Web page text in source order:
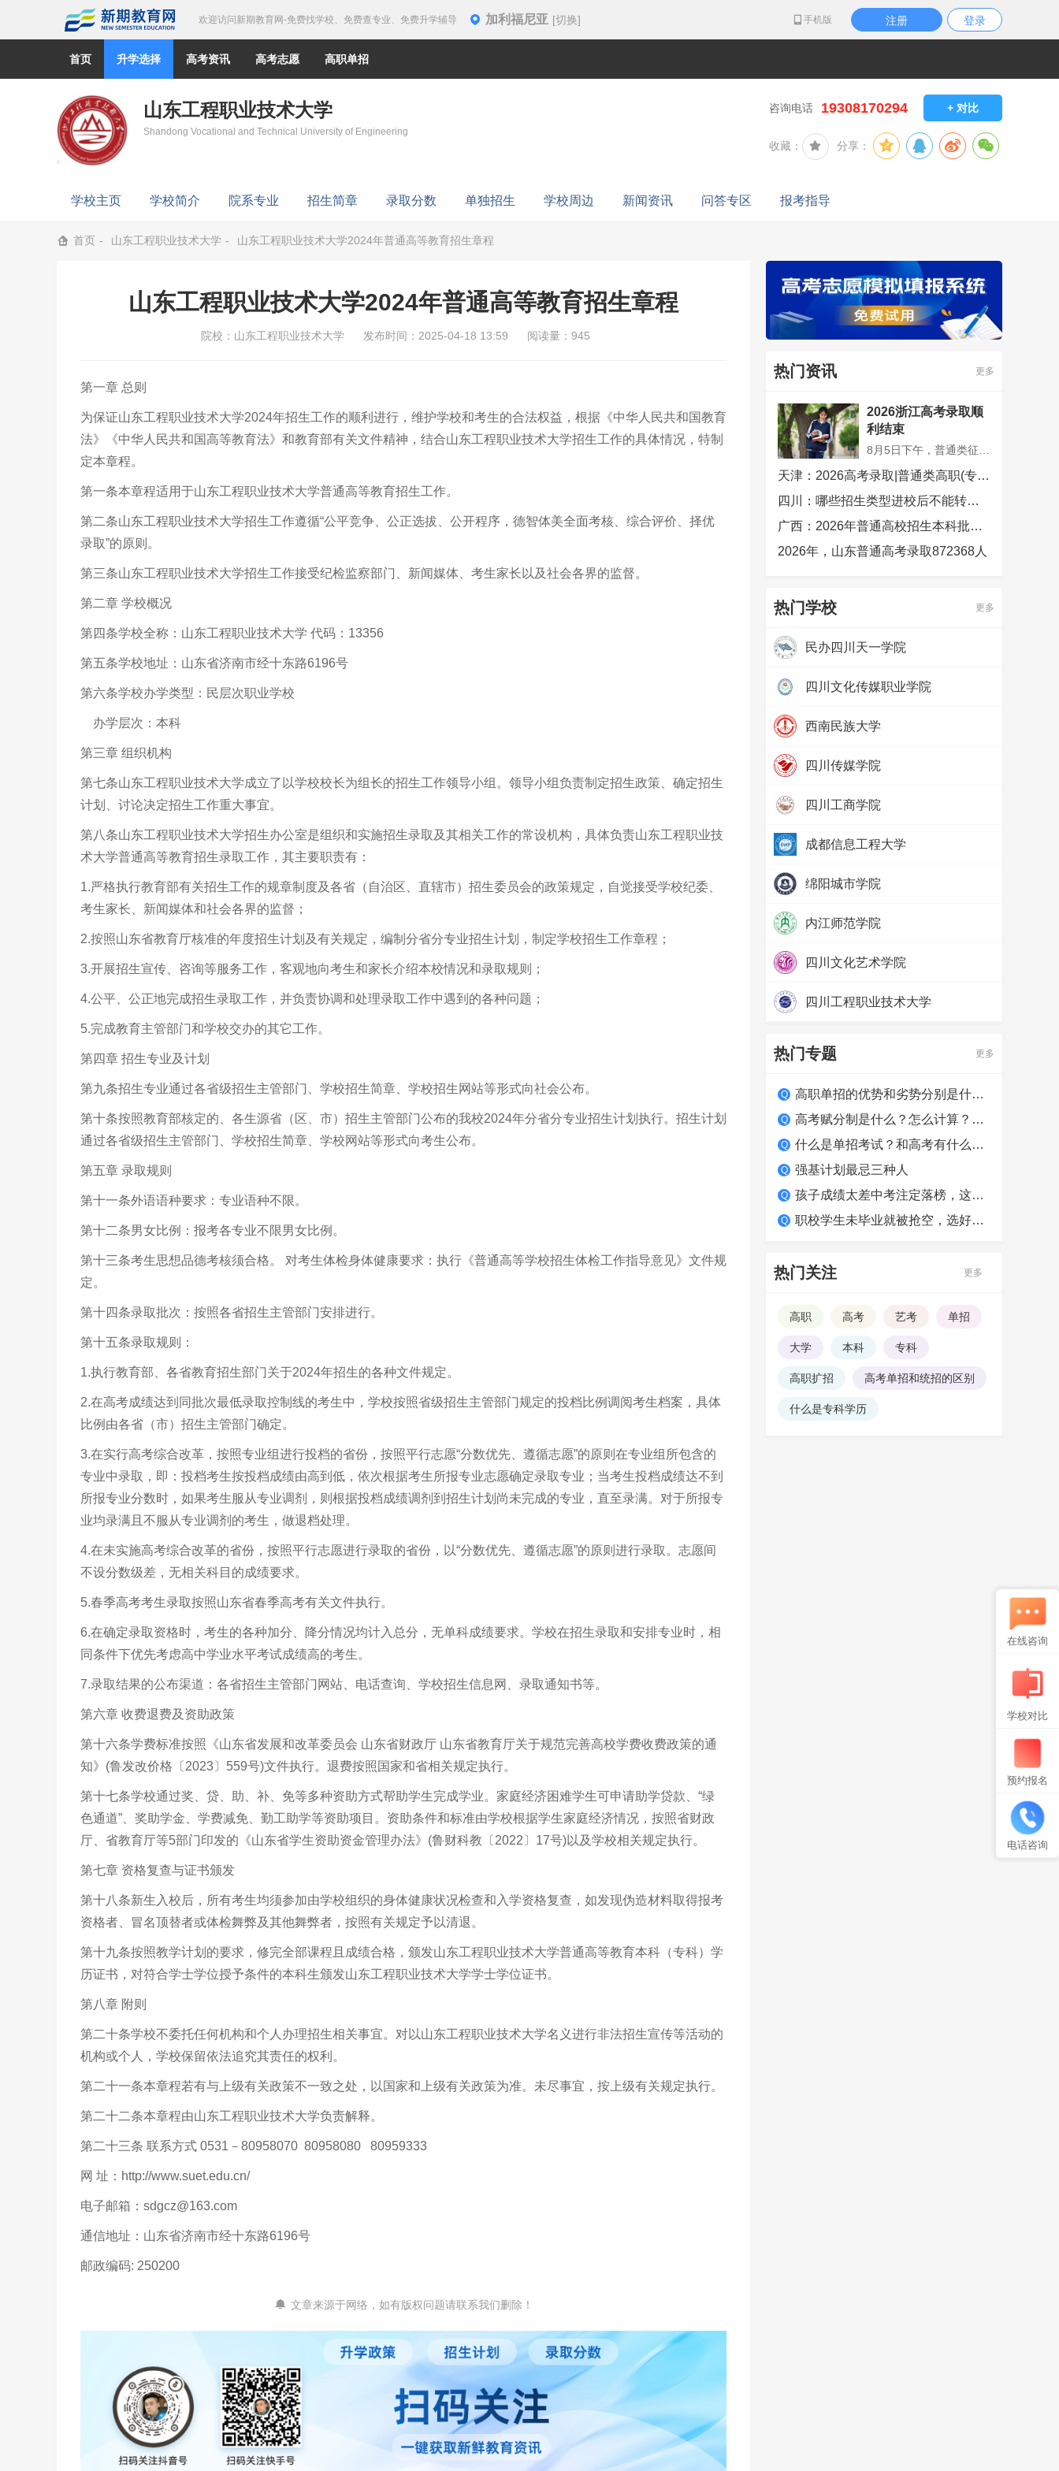
欢迎访问新期教育网-免费找学校、免费查专业、免费升学辅导 加利福尼亚 [切换] 手机版 注册 登录
首页 升学选择 高考资讯 高考志愿 高职单招
山东工程职业技术大学
Shandong Vocational and Technical University of Engineering
+ 对比
咨询电话 19308170294
收藏： 分享：
学校主页 学校简介 院系专业 招生简章 录取分数 单独招生 学校周边 新闻资讯 问答专区 报考指导
首页 山东工程职业技术大学 山东工程职业技术大学2024年普通高等教育招生章程
山东工程职业技术大学2024年普通高等教育招生章程
院校： 山东工程职业技术大学 发布时间：2025-04-18 13:59 阅读量：945
第一章 总则
为保证山东工程职业技术大学2024年招生工作的顺利进行，维护学校和考生的合法权益，根据《中华人民共和国教育
法》《中华人民共和国高等教育法》和教育部有关文件精神，结合山东工程职业技术大学招生工作的具体情况，特制
定本章程。
第一条本章程适用于山东工程职业技术大学普通高等教育招生工作。
第二条山东工程职业技术大学招生工作遵循“公平竞争、公正选拔、公开程序，德智体美全面考核、综合评价、择优
录取”的原则。
第三条山东工程职业技术大学招生工作接受纪检监察部门、新闻媒体、考生家长以及社会各界的监督。
第二章 学校概况
第四条学校全称：山东工程职业技术大学 代码：13356
第五条学校地址：山东省济南市经十东路6196号
第六条学校办学类型：民层次职业学校
办学层次：本科
第三章 组织机构
第七条山东工程职业技术大学成立了以学校校长为组长的招生工作领导小组。领导小组负责制定招生政策、确定招生
计划、讨论决定招生工作重大事宜。
第八条山东工程职业技术大学招生办公室是组织和实施招生录取及其相关工作的常设机构，具体负责山东工程职业技
术大学普通高等教育招生录取工作，其主要职责有：
1.严格执行教育部有关招生工作的规章制度及各省（自治区、直辖市）招生委员会的政策规定，自觉接受学校纪委、
考生家长、新闻媒体和社会各界的监督；
2.按照山东省教育厅核准的年度招生计划及有关规定，编制分省分专业招生计划，制定学校招生工作章程；
3.开展招生宣传、咨询等服务工作，客观地向考生和家长介绍本校情况和录取规则；
4.公平、公正地完成招生录取工作，并负责协调和处理录取工作中遇到的各种问题；
5.完成教育主管部门和学校交办的其它工作。
第四章 招生专业及计划
第九条招生专业通过各省级招生主管部门、学校招生简章、学校招生网站等形式向社会公布。
第十条按照教育部核定的、各生源省（区、市）招生主管部门公布的我校2024年分省分专业招生计划执行。招生计划
通过各省级招生主管部门、学校招生简章、学校网站等形式向考生公布。
第五章 录取规则
第十一条外语语种要求：专业语种不限。
第十二条男女比例：报考各专业不限男女比例。
第十三条考生思想品德考核须合格。 对考生体检身体健康要求：执行《普通高等学校招生体检工作指导意见》文件规
定。
第十四条录取批次：按照各省招生主管部门安排进行。
第十五条录取规则：
1.执行教育部、各省教育招生部门关于2024年招生的各种文件规定。
2.在高考成绩达到同批次最低录取控制线的考生中，学校按照省级招生主管部门规定的投档比例调阅考生档案，具体
比例由各省（市）招生主管部门确定。
3.在实行高考综合改革，按照专业组进行投档的省份，按照平行志愿“分数优先、遵循志愿”的原则在专业组所包含的
专业中录取，即：投档考生按投档成绩由高到低，依次根据考生所报专业志愿确定录取专业；当考生投档成绩达不到
所报专业分数时，如果考生服从专业调剂，则根据投档成绩调剂到招生计划尚未完成的专业，直至录满。对于所报专
业均录满且不服从专业调剂的考生，做退档处理。
4.在未实施高考综合改革的省份，按照平行志愿进行录取的省份，以“分数优先、遵循志愿”的原则进行录取。志愿间
不设分数级差，无相关科目的成绩要求。
5.春季高考考生录取按照山东省春季高考有关文件执行。
6.在确定录取资格时，考生的各种加分、降分情况均计入总分，无单科成绩要求。学校在招生录取和安排专业时，相
同条件下优先考虑高中学业水平考试成绩高的考生。
7.录取结果的公布渠道：各省招生主管部门网站、电话查询、学校招生信息网、录取通知书等。
第六章 收费退费及资助政策
第十六条学费标准按照《山东省发展和改革委员会 山东省财政厅 山东省教育厅关于规范完善高校学费收费政策的通
知》(鲁发改价格〔2023〕559号)文件执行。退费按照国家和省相关规定执行。
第十七条学校通过奖、贷、助、补、免等多种资助方式帮助学生完成学业。家庭经济困难学生可申请助学贷款、“绿
色通道”、奖助学金、学费减免、勤工助学等资助项目。资助条件和标准由学校根据学生家庭经济情况，按照省财政
厅、省教育厅等5部门印发的《山东省学生资助资金管理办法》(鲁财科教〔2022〕17号)以及学校相关规定执行。
第七章 资格复查与证书颁发
第十八条新生入校后，所有考生均须参加由学校组织的身体健康状况检查和入学资格复查，如发现伪造材料取得报考
资格者、冒名顶替者或体检舞弊及其他舞弊者，按照有关规定予以清退。
第十九条按照教学计划的要求，修完全部课程且成绩合格，颁发山东工程职业技术大学普通高等教育本科（专科）学
历证书，对符合学士学位授予条件的本科生颁发山东工程职业技术大学学士学位证书。
第八章 附则
第二十条学校不委托任何机构和个人办理招生相关事宜。对以山东工程职业技术大学名义进行非法招生宣传等活动的
机构或个人，学校保留依法追究其责任的权利。
第二十一条本章程若有与上级有关政策不一致之处，以国家和上级有关政策为准。未尽事宜，按上级有关规定执行。
第二十二条本章程由山东工程职业技术大学负责解释。
第二十三条 联系方式 0531－80958070 80958080 80959333
网 址：http://www.suet.edu.cn/
电子邮箱：sdgcz@163.com
通信地址：山东省济南市经十东路6196号
邮政编码: 250200
文章来源于网络，如有版权问题请联系我们删除！
热门资讯 更多
2026浙江高考录取顺
利结束
天津：2026高考录取|普通类高职(专科)批次征询志愿录取结果可查，2026年普通高校招生录取工作顺利结束
四川：哪些招生类型进校后不能转专业
广西：2026年普通高校招生本科批次录取圆满结束
2026年，山东普通高考录取872368人
热门学校 更多
民办四川天一学院
四川文化传媒职业学院
西南民族大学
四川传媒学院
四川工商学院
成都信息工程大学
绵阳城市学院
内江师范学院
四川文化艺术学院
四川工程职业技术大学
热门专题 更多
高职单招的优势和劣势分别是什么？适合哪类学生？
高考赋分制是什么？怎么计算？如何得高分？
什么是单招考试？和高考有什么区别？
强基计划最忌三种人
孩子成绩太差中考注定落榜，这么做照样上大学！
职校学生未毕业就被抢空，选好学校很关键
热门关注 更多
高职 高考 艺考 单招
大学 本科 专科
高职扩招 高考单招和统招的区别
什么是专科学历
在线咨询
学校对比
预约报名
电话咨询